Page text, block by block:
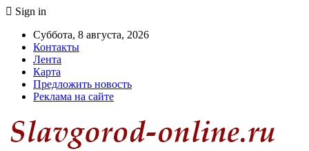
Sign in
Суббота, 8 августа, 2026
Контакты
Лента
Карта
Предложить новость
Реклама на сайте